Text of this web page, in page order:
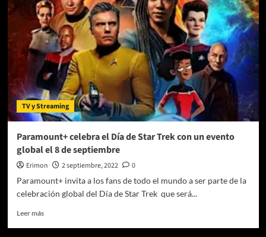
a
digital
el
04
de
Enero
TV y Streaming
Paramount+ celebra el Día de Star Trek con un evento
global el 8 de septiembre
Erimon 2 septiembre, 2022
0
Paramount+ invita a los fans de todo el mundo a ser parte de la
celebración global del Día de Star Trek que será...
Leer másLeer